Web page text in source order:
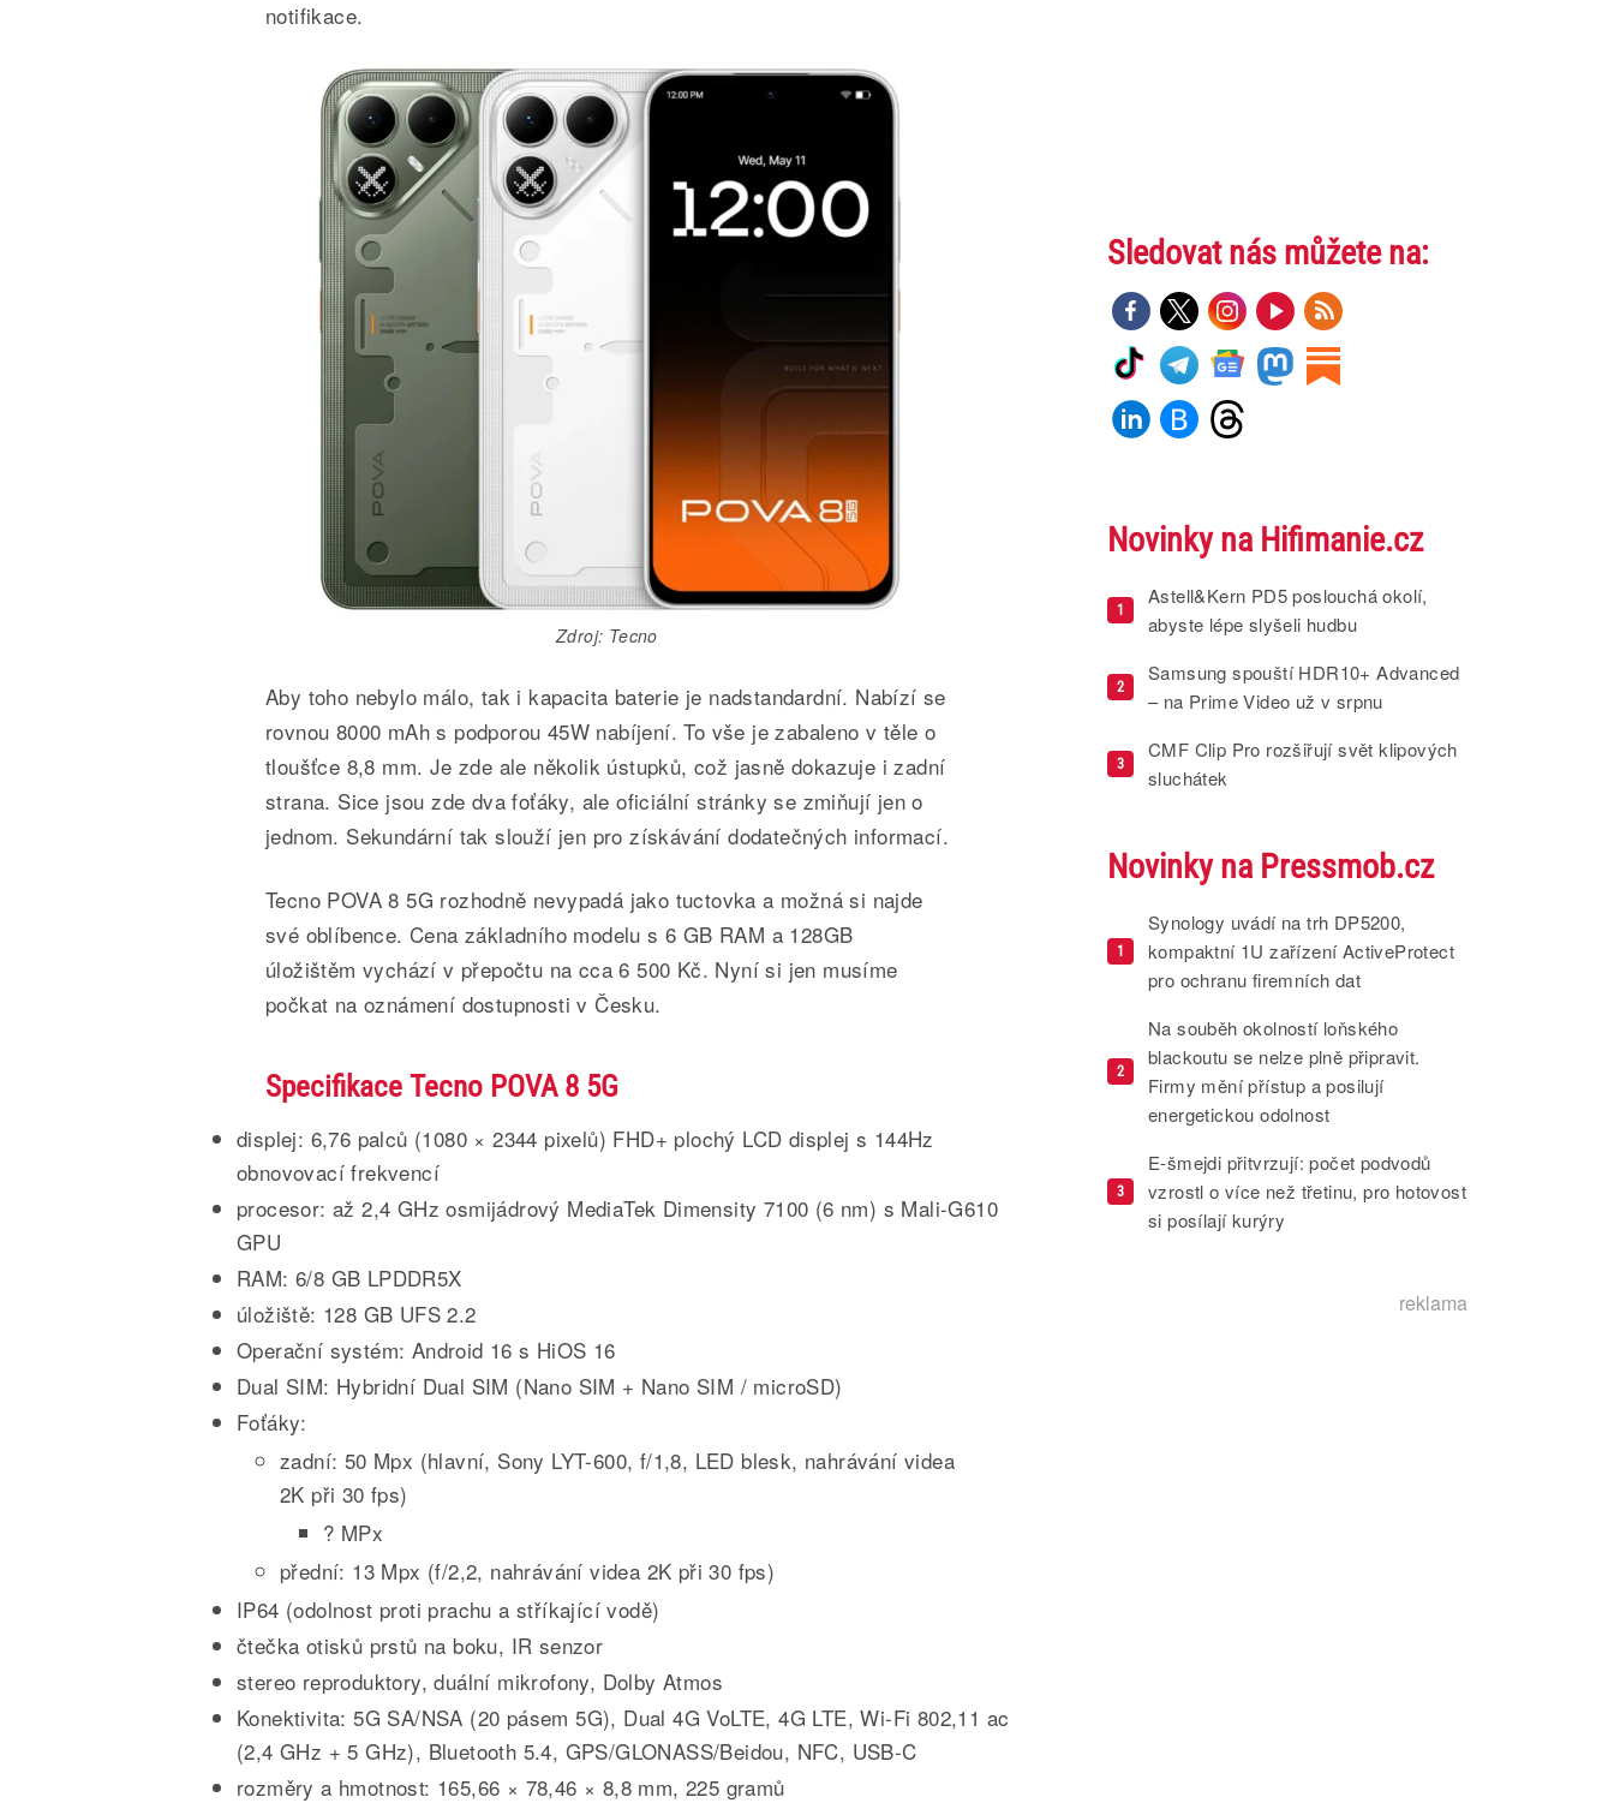
notifikace.
Zdroj: Tecno
Aby toho nebylo málo, tak i kapacita baterie je nadstandardní. Nabízí se
rovnou 8000 mAh s podporou 45W nabíjení. To vše je zabaleno v těle o
tloušťce 8,8 mm. Je zde ale několik ústupků, což jasně dokazuje i zadní
strana. Sice jsou zde dva foťáky, ale oficiální stránky se zmiňují jen o
jednom. Sekundární tak slouží jen pro získávání dodatečných informací.
Tecno POVA 8 5G rozhodně nevypadá jako tuctovka a možná si najde
své oblíbence. Cena základního modelu s 6 GB RAM a 128GB
úložištěm vychází v přepočtu na cca 6 500 Kč. Nyní si jen musíme
počkat na oznámení dostupnosti v Česku.
Specifikace Tecno POVA 8 5G
displej: 6,76 palců (1080 × 2344 pixelů) FHD+ plochý LCD displej s 144Hz
obnovovací frekvencí
procesor: až 2,4 GHz osmijádrový MediaTek Dimensity 7100 (6 nm) s Mali-G610
GPU
RAM: 6/8 GB LPDDR5X
úložiště: 128 GB UFS 2.2
Operační systém: Android 16 s HiOS 16
Dual SIM: Hybridní Dual SIM (Nano SIM + Nano SIM / microSD)
Foťáky:
zadní: 50 Mpx (hlavní, Sony LYT-600, f/1,8, LED blesk, nahrávání videa
2K při 30 fps)
? MPx
přední: 13 Mpx (f/2,2, nahrávání videa 2K při 30 fps)
IP64 (odolnost proti prachu a stříkající vodě)
čtečka otisků prstů na boku, IR senzor
stereo reproduktory, duální mikrofony, Dolby Atmos
Konektivita: 5G SA/NSA (20 pásem 5G), Dual 4G VoLTE, 4G LTE, Wi-Fi 802,11 ac
(2,4 GHz + 5 GHz), Bluetooth 5.4, GPS/GLONASS/Beidou, NFC, USB-C
rozměry a hmotnost: 165,66 × 78,46 × 8,8 mm, 225 gramů
Sledovat nás můžete na:
Novinky na Hifimanie.cz
1
Astell&Kern PD5 poslouchá okolí,
abyste lépe slyšeli hudbu
2
Samsung spouští HDR10+ Advanced
– na Prime Video už v srpnu
3
CMF Clip Pro rozšiřují svět klipových
sluchátek
Novinky na Pressmob.cz
1
Synology uvádí na trh DP5200,
kompaktní 1U zařízení ActiveProtect
pro ochranu firemních dat
2
Na souběh okolností loňského
blackoutu se nelze plně připravit.
Firmy mění přístup a posilují
energetickou odolnost
3
E-šmejdi přitvrzují: počet podvodů
vzrostl o více než třetinu, pro hotovost
si posílají kurýry
reklama